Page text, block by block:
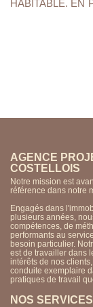
HABITABLE. EN PARFAIT ETAT.
D'ATELIER
CREER UNE
AGENCE
COSTELLOIS
Notre mission est
référence dans notre
Engagés dans
plusieurs années,
compétences, de
performants au
besoin particulier.
est de travailler dans
intérêts de nos
conduite exemplaire
pratiques de travail
NOS SERVICES